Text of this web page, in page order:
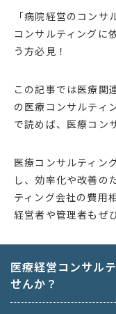
「病院経営のコン
コンサルティングに
う方必見！
この記事では医療関
の医療コンサルティ
で読めば、医療コン
医療コンサルティン
し、効率化や改善の
ティング会社の費用
経営者や管理者もぜ
医療経営コンサル
せんか？